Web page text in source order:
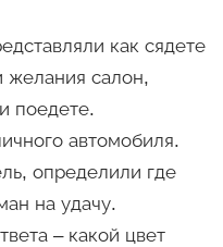
как сядете
желания салон,
поедете.
автомобиля.
определили где
на удачу.
– какой цвет